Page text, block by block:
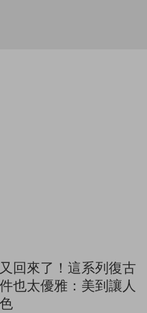
回來了！這系列復古
也太優雅：美到讓人